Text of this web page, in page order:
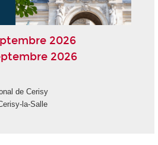
2026
2026
de Cerisy
la-Salle